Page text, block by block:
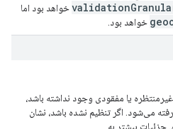
خواهد بود اما
خواهد بود.
یا مفقودی وجود نداشته باشد،
می‌شود. اگر تنظیم نشده باشد، نشان
جزئیات بیشتر به